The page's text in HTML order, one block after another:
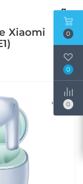
Xiaomi
0
0
0